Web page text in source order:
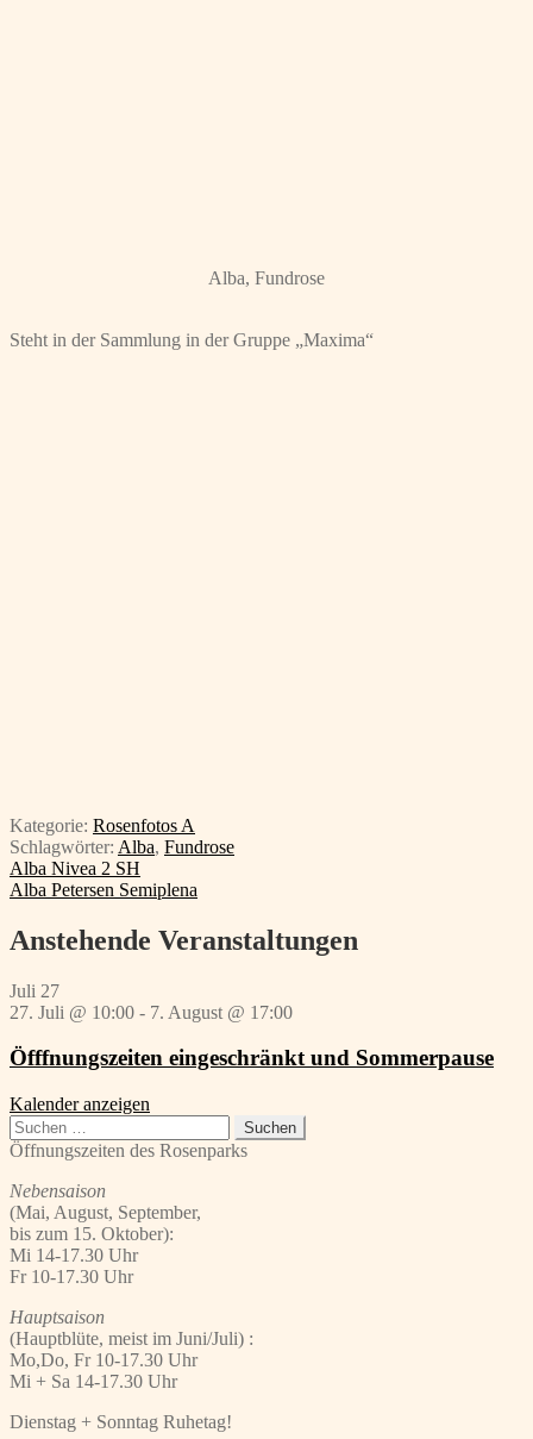
Alba, Fundrose
Steht in der Sammlung in der Gruppe „Maxima“
Kategorie: Rosenfotos A
Schlagwörter: Alba, Fundrose
Beitragsnavigation
Vorheriger
Beitrag:
Alba Nivea 2 SH
Nächster
Alba Petersen Semiplena
Anstehende Veranstaltungen
Juli 27
27. Juli @ 10:00 - 7. August @ 17:00
Öfffnungszeiten eingeschränkt und Sommerpause
Kalender anzeigen
Suchen
nach:
Öffnungszeiten des Rosenparks
Nebensaison
(Mai, August, September,
bis zum 15. Oktober):
Mi 14-17.30 Uhr
Fr 10-17.30 Uhr
Hauptsaison
(Hauptblüte, meist im Juni/Juli) :
Mo,Do, Fr 10-17.30 Uhr
Mi + Sa 14-17.30 Uhr
Dienstag + Sonntag Ruhetag!